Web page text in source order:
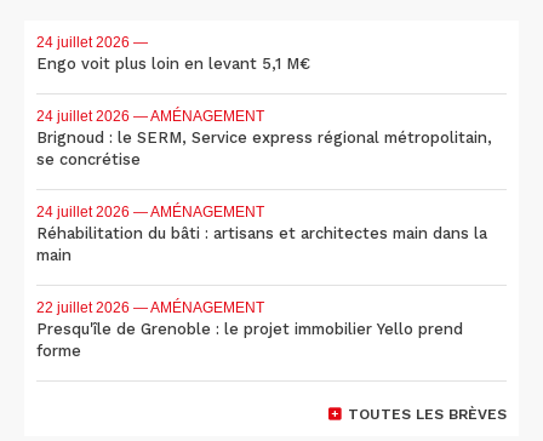
24 juillet 2026 —
Engo voit plus loin en levant 5,1 M€
24 juillet 2026 — AMÉNAGEMENT
Brignoud : le SERM, Service express régional métropolitain,
se concrétise
24 juillet 2026 — AMÉNAGEMENT
Réhabilitation du bâti : artisans et architectes main dans la
main
22 juillet 2026 — AMÉNAGEMENT
Presqu'île de Grenoble : le projet immobilier Yello prend
forme
TOUTES LES BRÈVES